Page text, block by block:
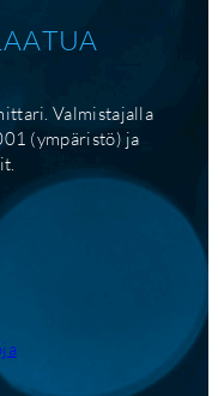
Valmistajalla
(ympäristö) ja